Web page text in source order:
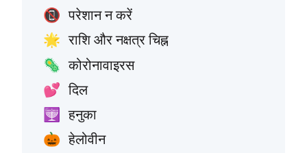
📵 परेशान न करें
🌟 राशि और नक्षत्र चिह्न
🦠 कोरोनावाइरस
💕 दिल
🕎 हनुका
🎃 हेलोवीन